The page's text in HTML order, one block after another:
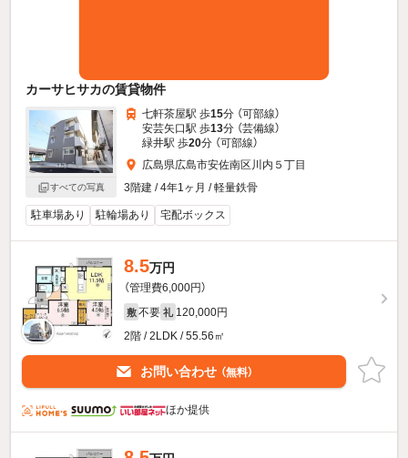
カーサヒサカの賃貸物件
すべての写真
七軒茶屋駅 歩15分 （可部線）
安芸矢口駅 歩13分 （芸備線）
緑井駅 歩20分 （可部線）
広島県広島市安佐南区川内５丁目
3階建 / 4年1ヶ月 / 軽量鉄骨
駐車場あり 駐輪場あり 宅配ボックス
8.5万円
（管理費6,000円）
敷 不要 礼 120,000円
2階 / 2LDK / 55.56㎡
お問い合わせ （無料）
ほか提供